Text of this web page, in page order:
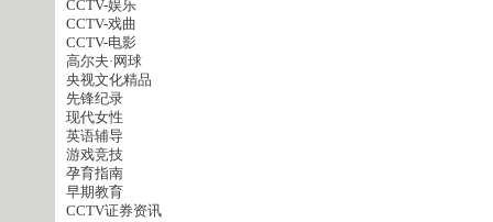
CCTV-娱乐
CCTV-戏曲
CCTV-电影
高尔夫·网球
央视文化精品
先锋纪录
现代女性
英语辅导
游戏竞技
孕育指南
早期教育
CCTV证券资讯